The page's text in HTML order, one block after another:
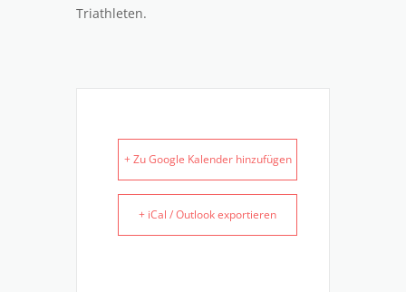
Triathleten.
+ Zu Google Kalender hinzufügen
+ iCal / Outlook exportieren